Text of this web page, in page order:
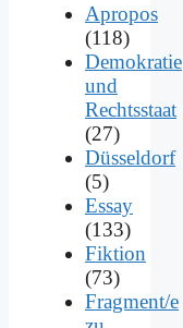
Apropos
(118)
Demokratie
und
Rechtsstaat
(27)
Düsseldorf
(5)
Essay
(133)
Fiktion
(73)
Fragment/e